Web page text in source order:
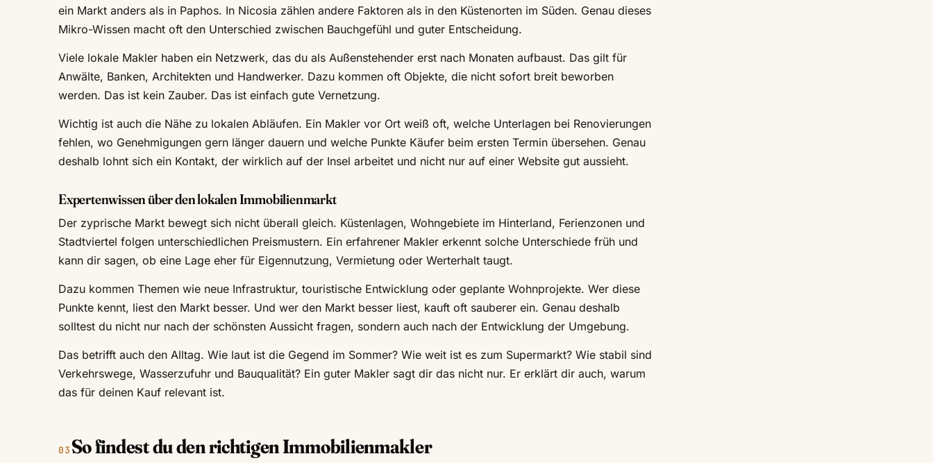
ein Markt anders als in Paphos. In Nicosia zählen andere Faktoren als in den Küstenorten im Süden. Genau dieses
Mikro-Wissen macht oft den Unterschied zwischen Bauchgefühl und guter Entscheidung.
Viele lokale Makler haben ein Netzwerk, das du als Außenstehender erst nach Monaten aufbaust. Das gilt für
Anwälte, Banken, Architekten und Handwerker. Dazu kommen oft Objekte, die nicht sofort breit beworben
werden. Das ist kein Zauber. Das ist einfach gute Vernetzung.
Wichtig ist auch die Nähe zu lokalen Abläufen. Ein Makler vor Ort weiß oft, welche Unterlagen bei Renovierungen
fehlen, wo Genehmigungen gern länger dauern und welche Punkte Käufer beim ersten Termin übersehen. Genau
deshalb lohnt sich ein Kontakt, der wirklich auf der Insel arbeitet und nicht nur auf einer Website gut aussieht.
Expertenwissen über den lokalen Immobilienmarkt
Der zyprische Markt bewegt sich nicht überall gleich. Küstenlagen, Wohngebiete im Hinterland, Ferienzonen und
Stadtviertel folgen unterschiedlichen Preismustern. Ein erfahrener Makler erkennt solche Unterschiede früh und
kann dir sagen, ob eine Lage eher für Eigennutzung, Vermietung oder Werterhalt taugt.
Dazu kommen Themen wie neue Infrastruktur, touristische Entwicklung oder geplante Wohnprojekte. Wer diese
Punkte kennt, liest den Markt besser. Und wer den Markt besser liest, kauft oft sauberer ein. Genau deshalb
solltest du nicht nur nach der schönsten Aussicht fragen, sondern auch nach der Entwicklung der Umgebung.
Das betrifft auch den Alltag. Wie laut ist die Gegend im Sommer? Wie weit ist es zum Supermarkt? Wie stabil sind
Verkehrswege, Wasserzufuhr und Bauqualität? Ein guter Makler sagt dir das nicht nur. Er erklärt dir auch, warum
das für deinen Kauf relevant ist.
So findest du den richtigen Immobilienmakler